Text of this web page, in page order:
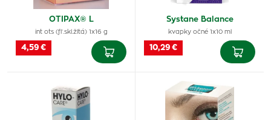
OTIPAX® L
int ots (fľ.skl.žltá) 1x16 g
4,59 €
Systane Balance
kvapky očné 1x10 ml
10,29 €